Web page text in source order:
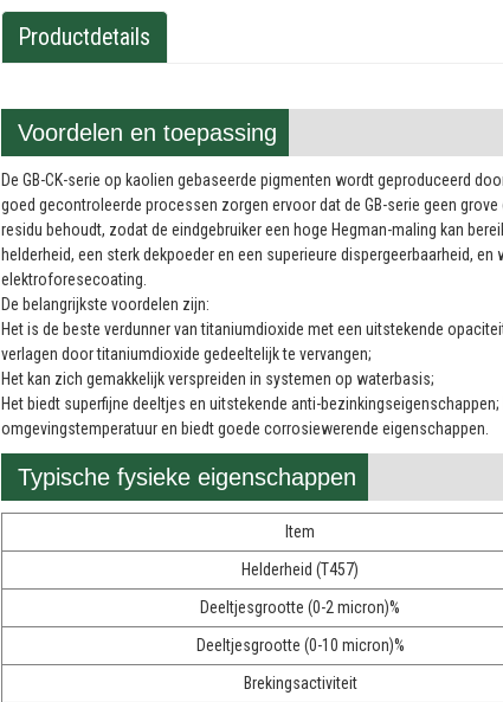
Productdetails
Voordelen en toepassing
De GB-CK-serie op kaolien gebaseerde pigmenten wordt geproduceerd
goed gecontroleerde processen zorgen ervoor dat de GB-serie geen
residu behoudt, zodat de eindgebruiker een hoge Hegman-maling kan
helderheid, een sterk dekpoeder en een superieure dispergeerbaarheid,
elektroforesecoating.
De belangrijkste voordelen zijn:
Het is de beste verdunner van titaniumdioxide met een uitstekende
verlagen door titaniumdioxide gedeeltelijk te vervangen;
Het kan zich gemakkelijk verspreiden in systemen op waterbasis;
Het biedt superfijne deeltjes en uitstekende anti-
omgevingstemperatuur en biedt goede corrosiewerende eigenschappen.
Typische fysieke eigenschappen
Item
Helderheid (T457)
Deeltjesgrootte (0-2 micron)%
Deeltjesgrootte (0-10 micron)%
Brekingsactiviteit